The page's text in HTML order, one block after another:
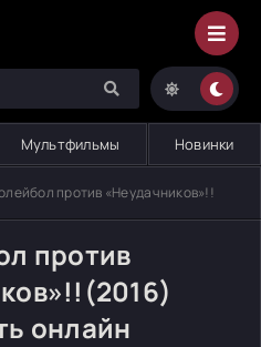
Мультфильмы Новинки
против «Неудачников»!!
против
онлайн